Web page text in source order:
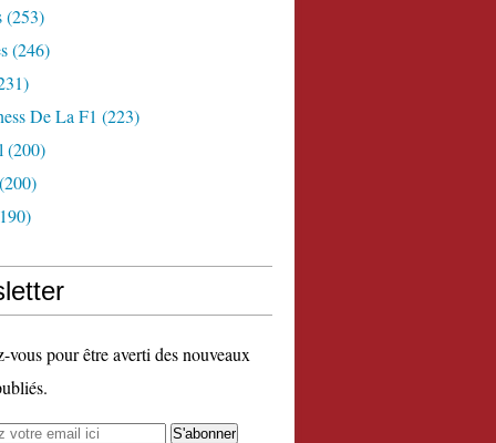
(253)
(246)
De La F1 (223)
(200)
vous pour être averti des nouveaux